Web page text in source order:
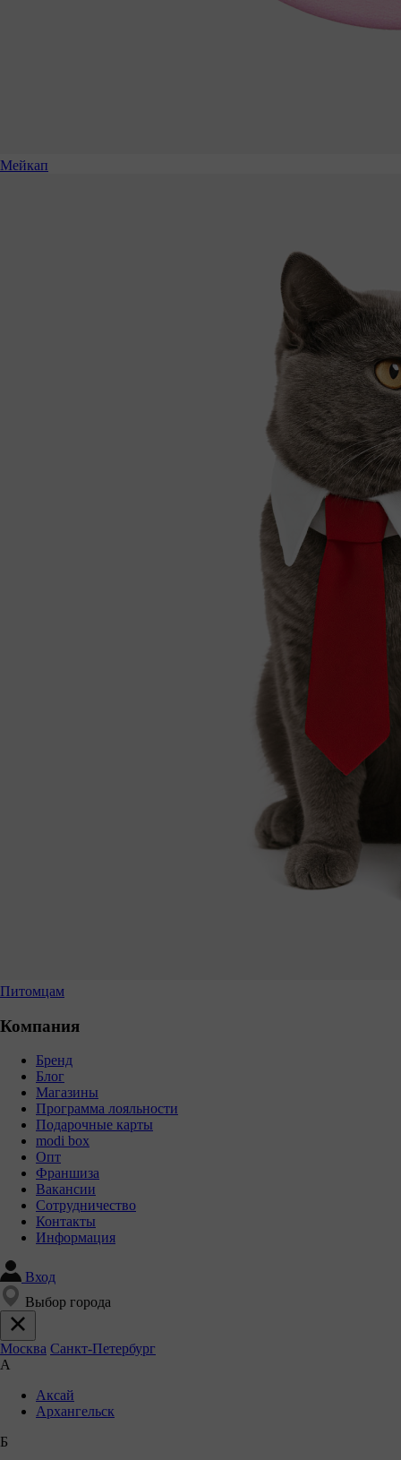
Мейкап
Питомцам
Компания
Бренд
Блог
Магазины
Программа лояльности
Подарочные карты
modi box
Опт
Франшиза
Вакансии
Сотрудничество
Контакты
Информация
Вход
Выбор города
Москва Санкт-Петербург
А
Аксай
Архангельск
Б